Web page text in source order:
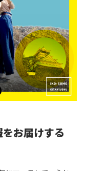
お届けする